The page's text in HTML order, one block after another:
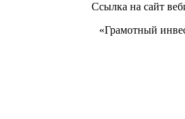
Ссылка на сайт
«Грамотный